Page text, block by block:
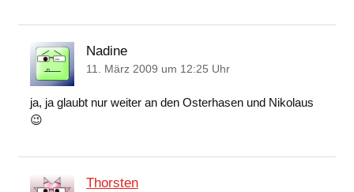
Nadine
11. März 2009 um 12:25 Uhr
ja, ja glaubt nur weiter an den Osterhasen und Nikolaus
😉
Thorsten